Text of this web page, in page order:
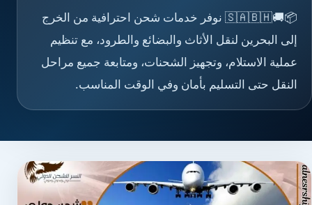
📦🚚🇸🇦🇧🇭 نوفر خدمات شحن احترافية من الخرج
إلى البحرين لنقل الأثاث والبضائع والطرود، مع تنظيم
عملية الاستلام، وتجهيز الشحنات، ومتابعة جميع مراحل
النقل حتى التسليم بأمان وفي الوقت المناسب.